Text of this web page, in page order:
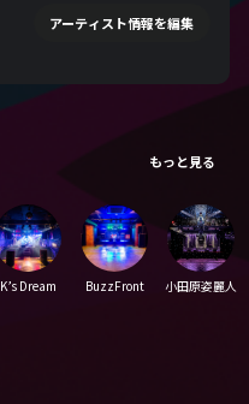
アーティスト情報を編集
K’s Dream BuzzFront 小田原姿麗人